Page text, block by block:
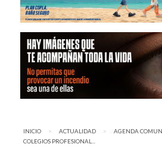
INICIO ACTUALIDAD
AGENDA
AQUÍ:
COLEGIOS PROFESIONAL...